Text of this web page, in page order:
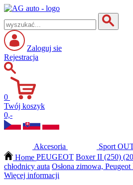
Zaloguj sie
Rejestracja
0
Twój koszyk
0,-
Akcesoria Sport
Home PEUGEOT Boxer II (250)
chłodnicy auta Osłona zimowa,
Więcej informacji